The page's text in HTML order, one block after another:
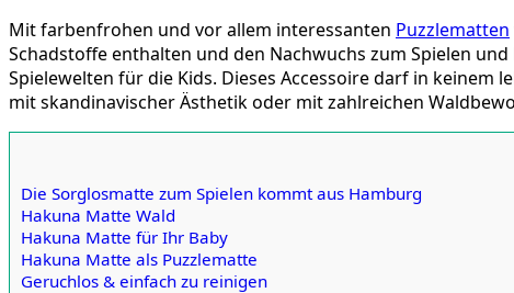
Mit farbenfrohen und vor allem interessanten Puzzlematten
Schadstoffe enthalten und den Nachwuchs zum Spielen
Spielewelten für die Kids. Dieses Accessoire darf in
mit skandinavischer Ästhetik oder mit zahlreichen
Die Sorglosmatte zum Spielen kommt aus Hamburg
Hakuna Matte Wald
Hakuna Matte für Ihr Baby
Hakuna Matte als Puzzlematte
Geruchlos & einfach zu reinigen